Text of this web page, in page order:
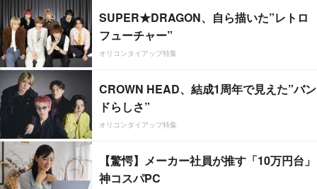
SUPER★DRAGON、自ら描いた”レトロ
フューチャー”
オリコンタイアップ特集
CROWN HEAD、結成1周年で見えた”バン
ドらしさ”
オリコンタイアップ特集
【驚愕】メーカー社員が推す「10万円台」
神コスパPC